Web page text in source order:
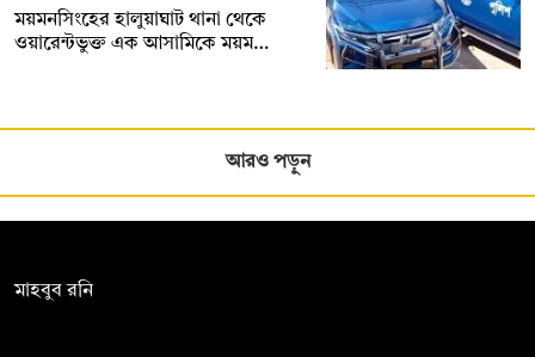
ময়মনসিংহের হালুয়াঘাট থানা থেকে
ওয়ারেন্টভুক্ত এক আসামিকে ময়ম…
আরও পড়ুন
মাহবুব রনি